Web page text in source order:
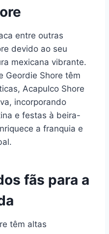
entre outras
devido ao seu
mexicana vibrante.
Geordie Shore têm
Acapulco Shore
incorporando
e festas à beira-
a franquia e
fãs para a
têm altas